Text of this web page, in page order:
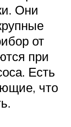
Они
от
при
Есть
что